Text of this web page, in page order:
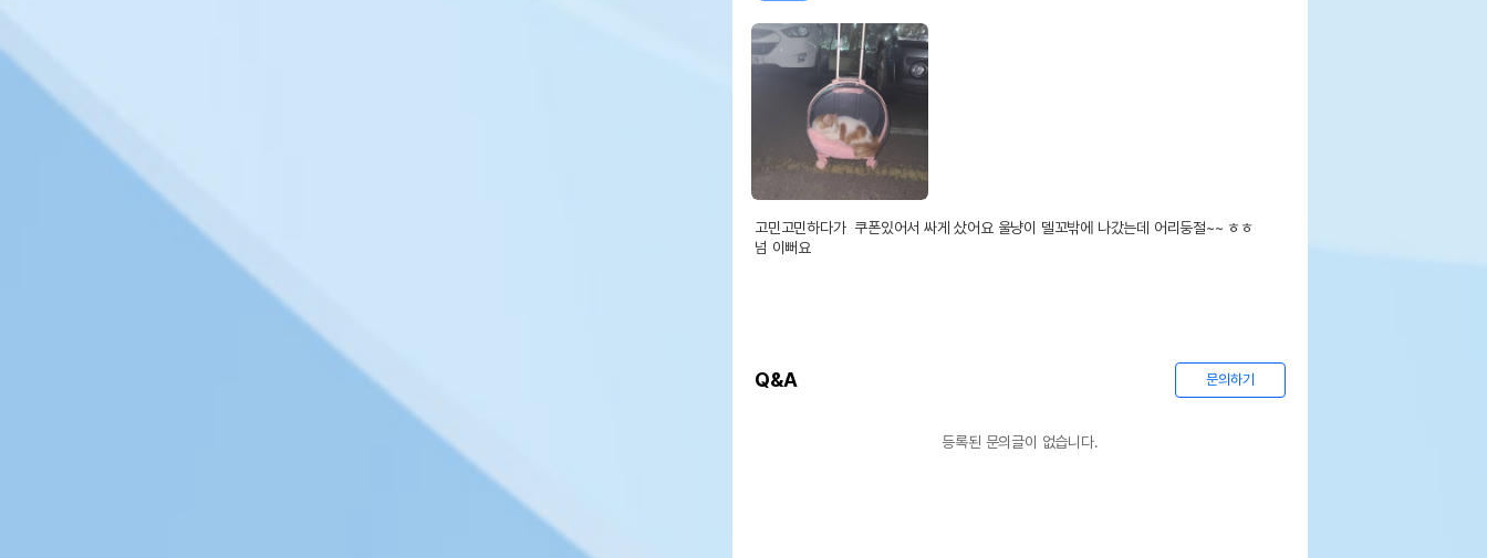
고민고민하다가  쿠폰있어서 싸게 샀어요 울냥이 델꼬밖에 나갔는데 어리둥절~~ ㅎㅎ
넘 이뻐요
Q&A 문의하기
등록된 문의글이 없습니다.